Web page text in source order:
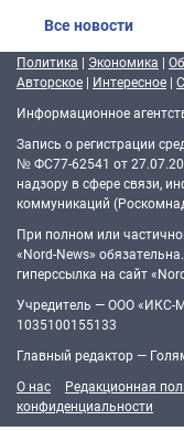
Все новости
Политика | Экономика |
Авторское | Интересное |
Информационное
Запись о регистрации
№ ФС77-62541 от
надзору в сфере связи,
коммуникаций
При полном или
«Nord-News»
гиперссылка на сайт
Учредитель — ООО «ИКС-
1035100155133
Главный редактор —
О нас
Редакционная
конфиденциальности